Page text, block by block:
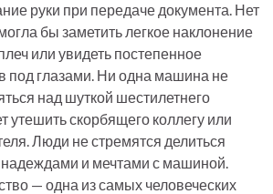
руки при передаче документа. Нет
бы заметить легкое наклонение
или увидеть постепенное
под глазами. Ни одна машина не
над шуткой шестилетнего
утешить скорбящего коллегу или
Люди не стремятся делиться
и мечтами с машиной.
— одна из самых человеческих